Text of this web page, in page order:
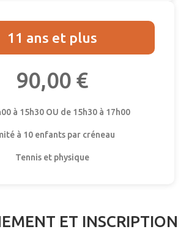
11 ans et plus
90,00 €
à 15h30 OU de 15h30 à 17h00
à 10 enfants par créneau
Tennis et physique
ET INSCRIPTION